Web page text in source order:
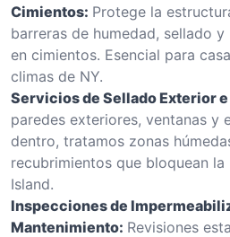
Cimientos: Protege la
barreras de humedad, sellado
en cimientos. Esencial para
climas de NY.
Servicios de Sellado Exterior
paredes exteriores, ventanas y
dentro, tratamos zonas
recubrimientos que bloquean la
Island.
Inspecciones de
Mantenimiento: Revisiones